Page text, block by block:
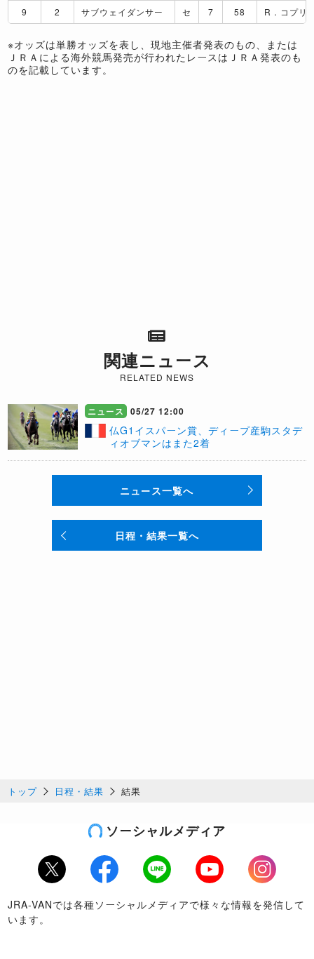
9
2 サブウェイダンサー セ 7 58 R．コプリ
※オッズは単勝オッズを表し、現地主催者発表のもの、または
ＪＲＡによる海外競馬発売が行われたレースはＪＲＡ発表のも
のを記載しています。
関連ニュース
RELATED NEWS
ニュース 05/27 12:00
​仏G1イスパーン賞、ディープ産駒スタデ
ィオブマンはまた2着
ニュース一覧へ
日程・結果一覧へ
トップ 日程・結果 結果
ソーシャルメディア
Twitter Facebook LINE Youtube
Instagram
JRA-VANでは各種ソーシャルメディアで様々な情報を発信して
います。